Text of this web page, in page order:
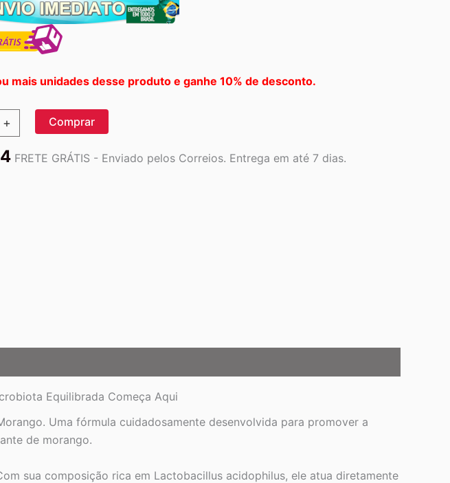
mais unidades desse produto e ganhe 10% de desconto.
+ Comprar
FRETE GRÁTIS - Enviado pelos Correios. Entrega em até 7 dias.
Equilibrada Começa Aqui
Uma fórmula cuidadosamente desenvolvida para promover a
de morango.
sua composição rica em Lactobacillus acidophilus, ele atua diretamente